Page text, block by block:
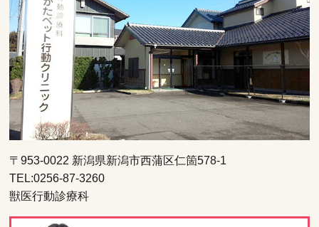
〒953-0022 新潟県新潟市西蒲区仁箇578-1
TEL:0256-87-3260
獣医行動診療科